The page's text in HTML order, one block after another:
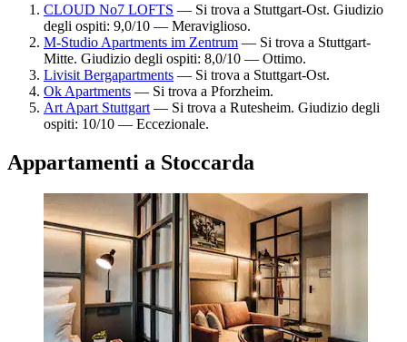
CLOUD No7 LOFTS — Si trova a Stuttgart-Ost. Giudizio
degli ospiti: 9,0/10 — Meraviglioso.
M-Studio Apartments im Zentrum — Si trova a Stuttgart-
Mitte. Giudizio degli ospiti: 8,0/10 — Ottimo.
Livisit Bergapartments — Si trova a Stuttgart-Ost.
Ok Apartments — Si trova a Pforzheim.
Art Apart Stuttgart — Si trova a Rutesheim. Giudizio degli
ospiti: 10/10 — Eccezionale.
Appartamenti a Stoccarda